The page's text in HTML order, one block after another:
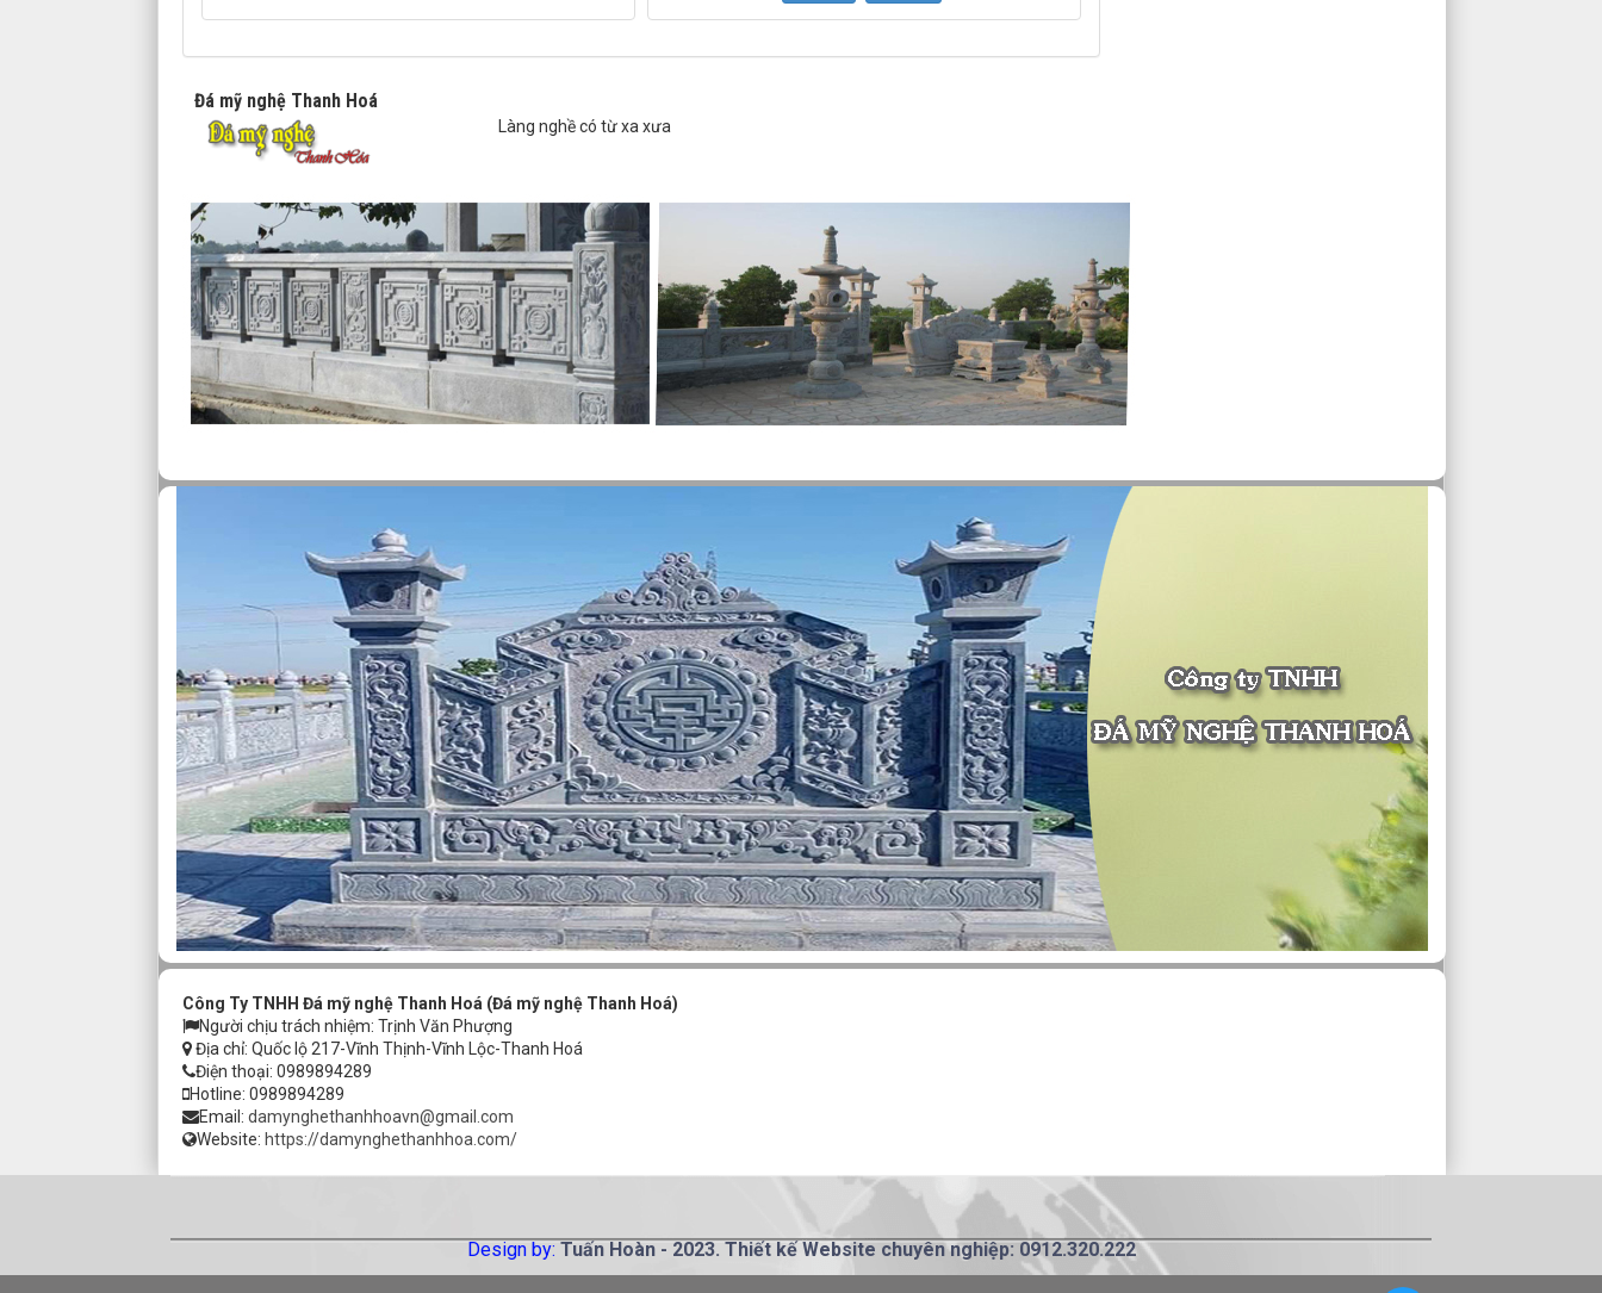
Đá mỹ nghệ Thanh Hoá
Làng nghề có từ xa xưa
Công Ty TNHH Đá mỹ nghệ Thanh Hoá (Đá mỹ nghệ Thanh Hoá)
Người chịu trách nhiệm: Trịnh Văn Phượng
Địa chỉ: Quốc lộ 217-Vĩnh Thịnh-Vĩnh Lộc-Thanh Hoá
Điện thoại: 0989894289
Hotline: 0989894289
Email: damynghethanhhoavn@gmail.com
Website: https://damynghethanhhoa.com/
Design by: Tuấn Hoàn- 2023. Thiết kế Website chuyên nghiệp: 0912.320.222